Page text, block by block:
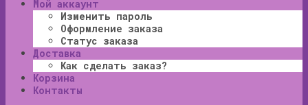
Мой аккаунт
Изменить пароль
Оформление заказа
Статус заказа
Доставка
Как сделать заказ?
Корзина
Контакты